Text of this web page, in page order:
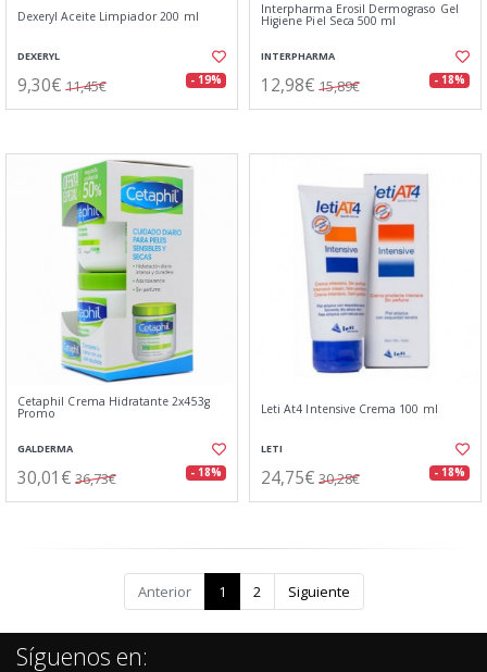
Dexeryl Aceite Limpiador 200 ml
DEXERYL
9,30€ 11,45€ - 19%
Interpharma Erosil Dermograso Gel
Higiene Piel Seca 500 ml
INTERPHARMA
12,98€ 15,89€ - 18%
Cetaphil Crema Hidratante 2x453g
Promo
GALDERMA
30,01€ 36,73€ - 18%
Leti At4 Intensive Crema 100 ml
LETI
24,75€ 30,28€ - 18%
Anterior 1 2 Siguiente
Síguenos en: